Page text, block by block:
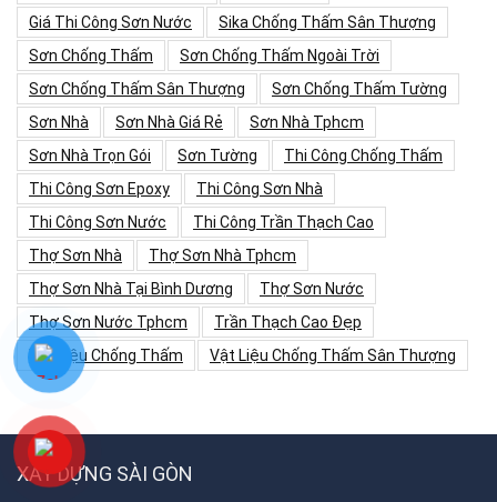
Giá Thi Công Sơn Nước
Sika Chống Thấm Sân Thượng
Sơn Chống Thấm
Sơn Chống Thấm Ngoài Trời
Sơn Chống Thấm Sân Thượng
Sơn Chống Thấm Tường
Sơn Nhà
Sơn Nhà Giá Rẻ
Sơn Nhà Tphcm
Sơn Nhà Trọn Gói
Sơn Tường
Thi Công Chống Thấm
Thi Công Sơn Epoxy
Thi Công Sơn Nhà
Thi Công Sơn Nước
Thi Công Trần Thạch Cao
Thợ Sơn Nhà
Thợ Sơn Nhà Tphcm
Thợ Sơn Nhà Tại Bình Dương
Thợ Sơn Nước
Thợ Sơn Nước Tphcm
Trần Thạch Cao Đẹp
Vật Liệu Chống Thấm
Vật Liệu Chống Thấm Sân Thượng
XÂY DỰNG SÀI GÒN